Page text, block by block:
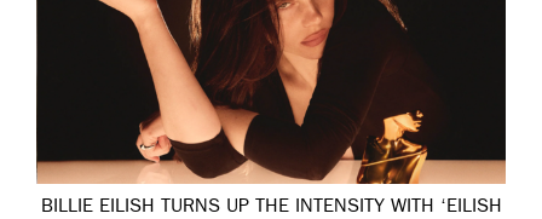
BILLIE EILISH TURNS UP THE INTENSITY WITH ‘EILISH